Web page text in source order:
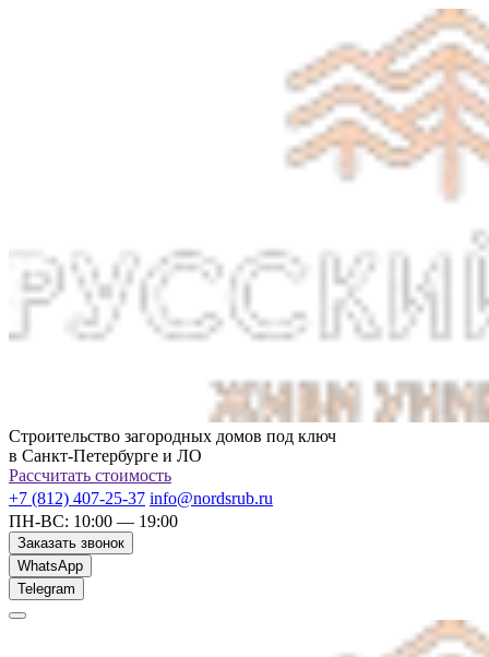
Строительство загородных домов под ключ
в Санкт-Петербурге и ЛО
Рассчитать стоимость
+7 (812) 407-25-37 info@nordsrub.ru
ПН-ВС: 10:00 — 19:00
Заказать звонок
WhatsApp
Telegram